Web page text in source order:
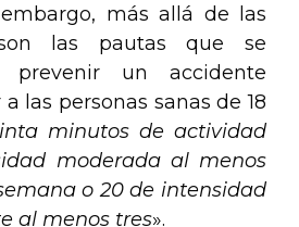
más allá de las
son las pautas que se
prevenir un accidente
las personas sanas de 18
minutos de actividad
moderada al menos
o 20 de intensidad
al menos tres».